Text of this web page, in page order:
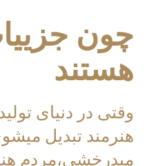
چون
هستند
وقتی در دنیای
هنرمند تبدیل
میدرخشی،مردم